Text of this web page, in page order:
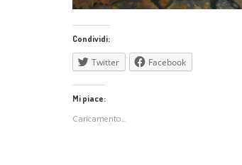
Condividi:
Twitter Facebook
Mi piace:
Caricamento...